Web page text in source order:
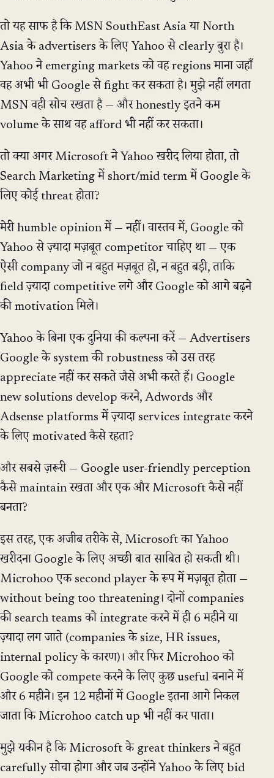
तो यह साफ है कि MSN SouthEast Asia या North
Asia के advertisers के लिए Yahoo से clearly बुरा है।
Yahoo ने emerging markets को वह regions माना जहाँ
वह अभी भी Google से fight कर सकता है। मुझे नहीं लगता
MSN वही सोच रखता है — और honestly इतने कम
volume के साथ वह afford भी नहीं कर सकता।
तो क्या अगर Microsoft ने Yahoo खरीद लिया होता, तो
Search Marketing में short/mid term में Google के
लिए कोई threat होता?
मेरी humble opinion में — नहीं। वास्तव में, Google को
Yahoo से ज़्यादा मज़बूत competitor चाहिए था — एक
ऐसी company जो न बहुत मज़बूत हो, न बहुत बड़ी, ताकि
field ज़्यादा competitive लगे और Google को आगे बढ़ने
की motivation मिले।
Yahoo के बिना एक दुनिया की कल्पना करें — Advertisers
Google के system की robustness को उस तरह
appreciate नहीं कर सकते जैसे अभी करते हैं। Google
new solutions develop करने, Adwords और
Adsense platforms में ज़्यादा services integrate करने
के लिए motivated कैसे रहता?
और सबसे ज़रूरी — Google user-friendly perception
कैसे maintain रखता और एक और Microsoft कैसे नहीं
बनता?
इस तरह, एक अजीब तरीके से, Microsoft का Yahoo
खरीदना Google के लिए अच्छी बात साबित हो सकती थी।
Microhoo एक second player के रूप में मज़बूत होता —
without being too threatening। दोनों companies
की search teams को integrate करने में ही 6 महीने या
ज़्यादा लग जाते (companies के size, HR issues,
internal policy के कारण)। और फिर Microhoo को
Google को compete करने के लिए कुछ useful बनाने में
और 6 महीने। इन 12 महीनों में Google इतना आगे निकल
जाता कि Microhoo catch up भी नहीं कर पाता।
मुझे यकीन है कि Microsoft के great thinkers ने बहुत
carefully सोचा होगा और जब उन्होंने Yahoo के लिए bid